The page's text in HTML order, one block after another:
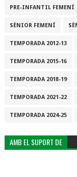
PRE-INFANTIL FEMENÍ
SÈNIOR FEMENÍ
TEMPORADA 2012-13
TEMPORADA 2015-16
TEMPORADA 2018-19
TEMPORADA 2021-22
TEMPORADA 2024-25
AMB EL SUPORT DE